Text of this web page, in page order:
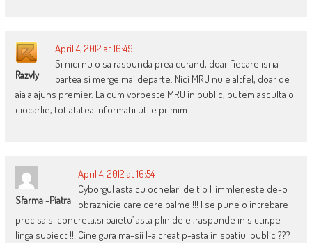
RazvIy
April 4, 2012 at 16:49
Si nici nu o sa raspunda prea curand, doar fiecare isi ia
partea si merge mai departe. Nici MRU nu e altfel, doar de
aia a ajuns premier. La cum vorbeste MRU in public, putem asculta o
ciocarlie, tot atatea informatii utile primim.
Sfarma -Piatra
April 4, 2012 at 16:54
Cyborgul asta cu ochelari de tip Himmler,este de-o
obraznicie care cere palme !!! I se pune o intrebare
precisa si concreta,si baietu’ asta plin de el,raspunde in sictir,pe
linga subiect !!! Cine gura ma-sii l-a creat p-asta in spatiul public ???